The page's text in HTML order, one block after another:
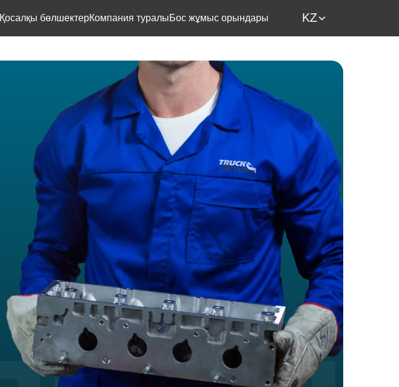
KZ
Қосалқы бөлшектерКомпания туралыБос жұмыс орындары